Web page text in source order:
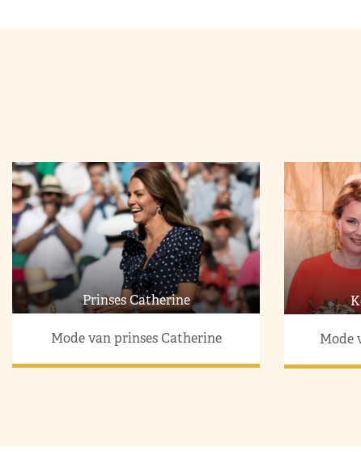
Prinses Catherine
Mode van prinses Catherine Mode